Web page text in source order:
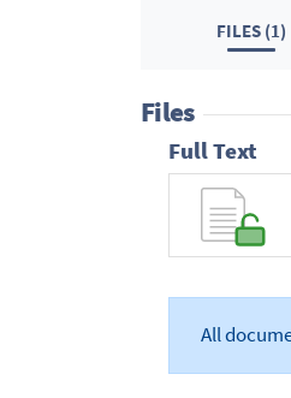
FILES (1)
Files
Full Text
All